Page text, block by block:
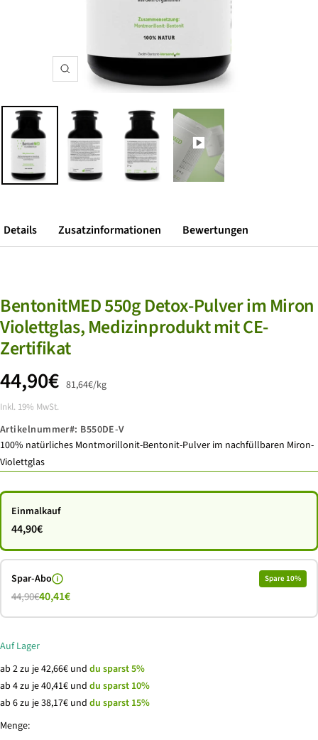
Zoom
Details Zusatzinformationen Bewertungen
BentonitMED 550g Detox-Pulver im Miron
Violettglas, Medizinprodukt mit CE-
Zertifikat
Angebotspreis
44,90€ 81,64€/kg
Inkl. 19% MwSt.
Artikelnummer#: B550DE-V
100% natürliches Montmorillonit-Bentonit-Pulver im nachfüllbaren Miron-
Violettglas
Einmalkauf
44,90€
Spar-Abo Spare 10%
44,90€40,41€
Auf Lager
ab 2 zu je 42,66€ und du sparst 5%
ab 4 zu je 40,41€ und du sparst 10%
ab 6 zu je 38,17€ und du sparst 15%
Menge: